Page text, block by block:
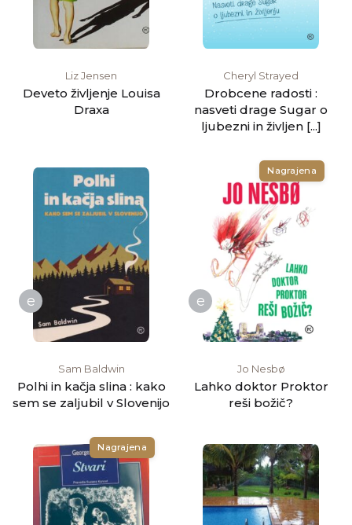
Liz Jensen
Deveto življenje Louisa
Draxa
Cheryl Strayed
Drobcene radosti :
nasveti drage Sugar o
ljubezni in življen [...]
e
Sam Baldwin
Polhi in kačja slina : kako
sem se zaljubil v Slovenijo
Nagrajena
e
Jo Nesbø
Lahko doktor Proktor
reši božič?
Nagrajena